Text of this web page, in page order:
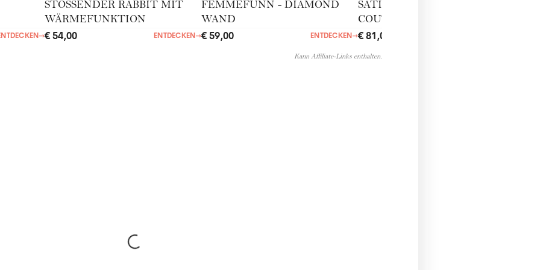
→
STOSSENDER RABBIT MIT
WÄRMEFUNKTION
€ 54,00 ENTDECKEN→
FEMMEFUNN - DIAMOND
WAND
€ 59,00 ENTDECKEN→
SATISFYER 'HAUTE
COUTURE' AUS ECHT­LEDER
UND EDELMETALL
€ 81,00
Kann Affiliate-Links enthalten.